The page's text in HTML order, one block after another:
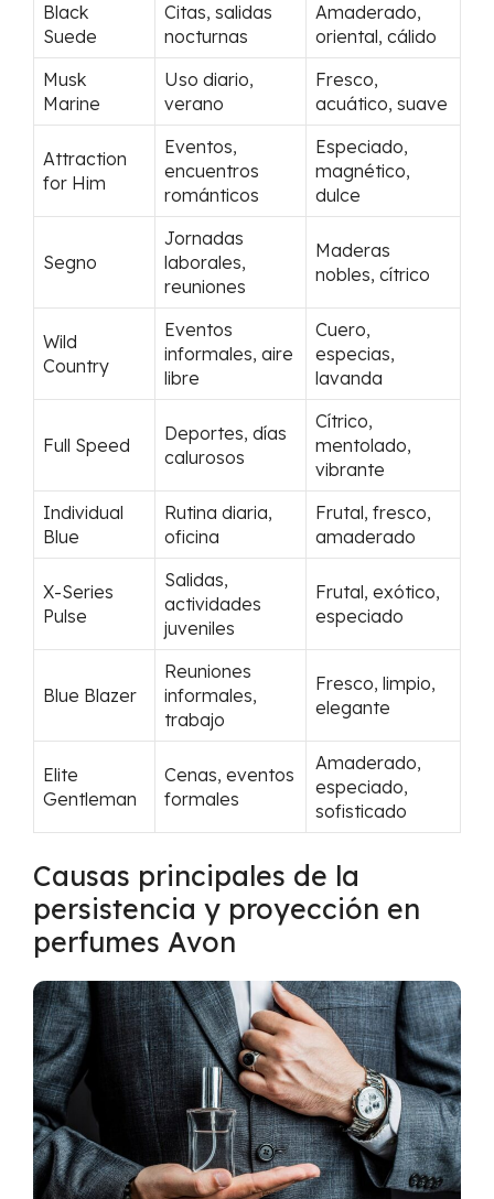
Black
Suede
Citas, salidas
nocturnas
Amaderado,
oriental, cálido
Musk
Marine
Uso diario,
verano
Fresco,
acuático, suave
Attraction
for Him
Eventos,
encuentros
románticos
Especiado,
magnético,
dulce
Segno
Jornadas
laborales,
reuniones
Maderas
nobles, cítrico
Wild
Country
Eventos
informales, aire
libre
Cuero,
especias,
lavanda
Full Speed
Deportes, días
calurosos
Cítrico,
mentolado,
vibrante
Individual
Blue
Rutina diaria,
oficina
Frutal, fresco,
amaderado
X-Series
Pulse
Salidas,
actividades
juveniles
Frutal, exótico,
especiado
Blue Blazer
Reuniones
informales,
trabajo
Fresco, limpio,
elegante
Elite
Gentleman
Cenas, eventos
formales
Amaderado,
especiado,
sofisticado
Causas principales de la
persistencia y proyección en
perfumes Avon